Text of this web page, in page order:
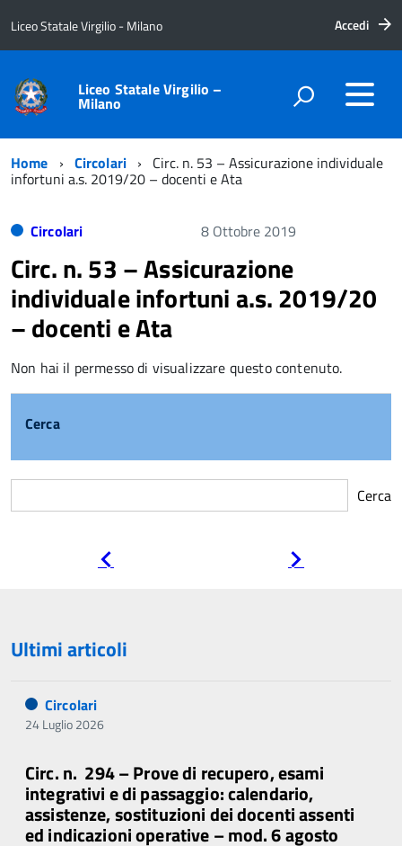
Liceo Statale Virgilio - Milano Accedi
Liceo Statale Virgilio –
Milano
Home Circolari Circ. n. 53 – Assicurazione individuale
infortuni a.s. 2019/20 – docenti e Ata
Circolari 8 Ottobre 2019
Circ. n. 53 – Assicurazione
individuale infortuni a.s. 2019/20
– docenti e Ata
Non hai il permesso di visualizzare questo contenuto.
Cerca
Cerca
Ultimi articoli
Circolari
24 Luglio 2026
Circ. n. 294 – Prove di recupero, esami
integrativi e di passaggio: calendario,
assistenze, sostituzioni dei docenti assenti
ed indicazioni operative – mod. 6 agosto